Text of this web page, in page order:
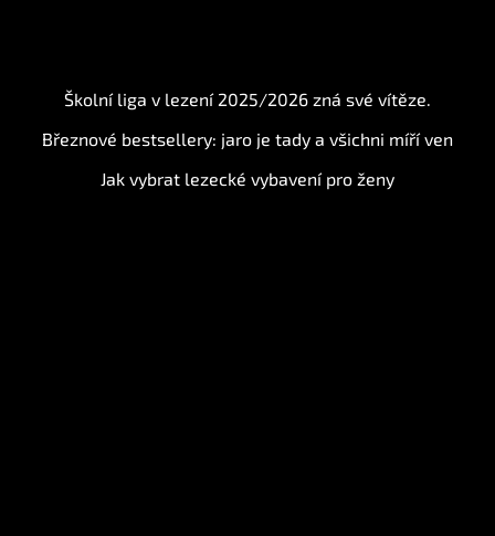
Školní liga v lezení 2025/2026 zná své vítěze.
Březnové bestsellery: jaro je tady a všichni míří ven
Jak vybrat lezecké vybavení pro ženy